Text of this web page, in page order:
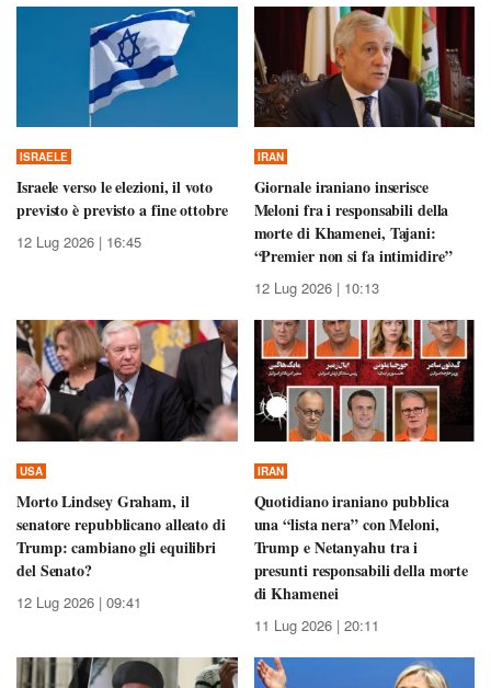
ISRAELE
Israele verso le elezioni, il voto
previsto è previsto a fine ottobre
12 Lug 2026 | 16:45
IRAN
Giornale iraniano inserisce
Meloni fra i responsabili della
morte di Khamenei, Tajani:
“Premier non si fa intimidire”
12 Lug 2026 | 10:13
USA
Morto Lindsey Graham, il
senatore repubblicano alleato di
Trump: cambiano gli equilibri
del Senato?
12 Lug 2026 | 09:41
IRAN
Quotidiano iraniano pubblica
una “lista nera” con Meloni,
Trump e Netanyahu tra i
presunti responsabili della morte
di Khamenei
11 Lug 2026 | 20:11